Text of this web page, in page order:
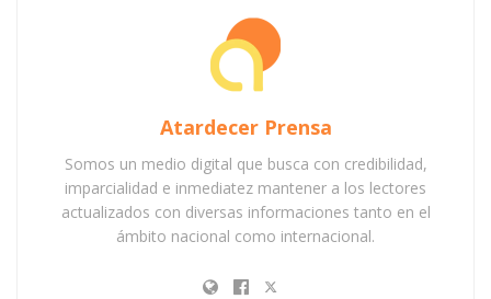
Atardecer Prensa
Somos un medio digital que busca con credibilidad,
imparcialidad e inmediatez mantener a los lectores
actualizados con diversas informaciones tanto en el
ámbito nacional como internacional.